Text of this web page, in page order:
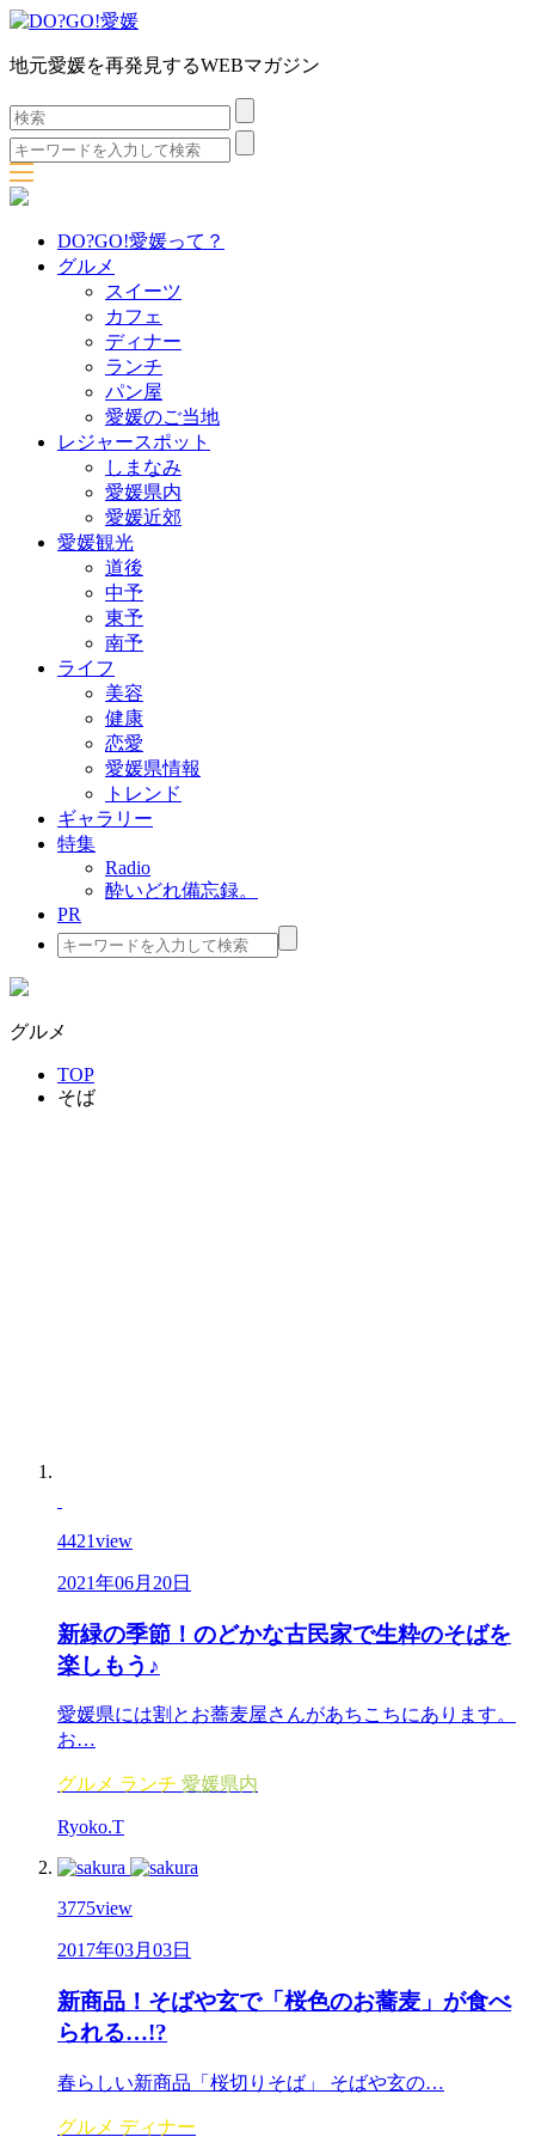
地元愛媛を再発見するWEBマガジン
検
索:
検
索:
DO?GO!愛媛って？
グルメ
スイーツ
カフェ
ディナー
ランチ
パン屋
愛媛のご当地
レジャースポット
しまなみ
愛媛県内
愛媛近郊
愛媛観光
道後
中予
東予
南予
ライフ
美容
健康
恋愛
愛媛県情報
トレンド
ギャラリー
特集
Radio
酔いどれ備忘録。
PR
検
索:
グルメ
TOP
そば
4421view
2021年06月20日
新緑の季節！のどかな古民家で生粋のそばを
楽しもう♪
愛媛県には割とお蕎麦屋さんがあちこちにあります。
お…
グルメ ランチ 愛媛県内
Ryoko.T
3775view
2017年03月03日
新商品！そばや玄で「桜色のお蕎麦」が食べ
られる…!?
春らしい新商品「桜切りそば」 そばや玄の…
グルメ ディナー